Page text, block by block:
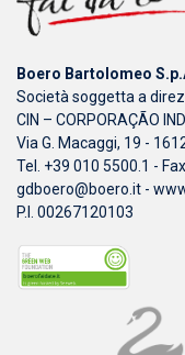
Boero Bartolomeo
Società soggetta a
CIN – CORPORAÇÃO
Via G. Macaggi, 19 -
Tel. +39 010 5500.1 -
gdboero@boero.it -
P.I. 00267120103